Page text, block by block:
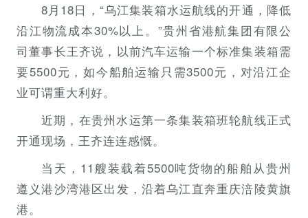
8月18日，“乌江集装箱水运航线的开通，降低
沿江物流成本30%以上。”贵州省港航集团有限公
司董事长王齐说，以前汽车运输一个标准集装箱需
要5500元，如今船舶运输只需3500元，对沿江企
业可谓重大利好。
近期，在贵州水运第一条集装箱班轮航线正式
开通现场，王齐连连感慨。
当天，11艘装载着5500吨货物的船舶从贵州
遵义港沙湾港区出发，沿着乌江直奔重庆涪陵黄旗
港。